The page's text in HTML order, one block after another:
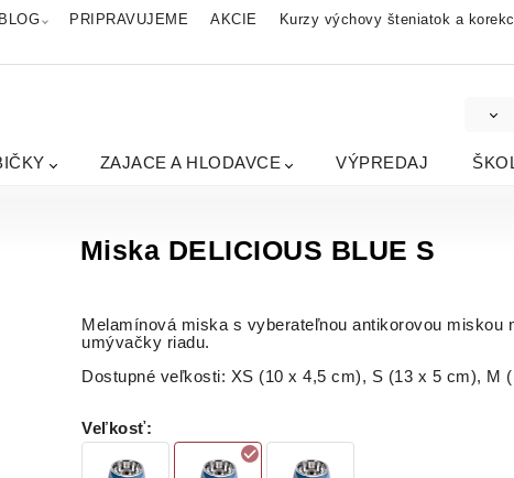
BLOG PRIPRAVUJEME AKCIE Kurzy výchovy šteniatok a
ZAJACE A HLODAVCE VÝPREDAJ
Miska DELICIOUS BLUE S
Melamínová miska s vyberateľnou antikorovou miskou
umývačky riadu.
Dostupné veľkosti: XS (10 x 4,5 cm), S (13 x 5 cm), M
Veľkosť: